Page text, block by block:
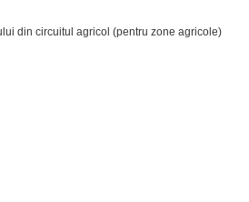
din circuitul agricol (pentru zone agricole)